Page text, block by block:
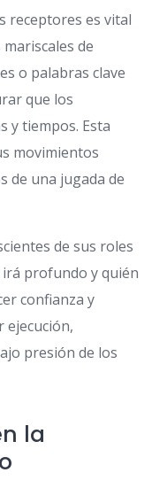
receptores es vital
de
o palabras clave
que los
y tiempos. Esta
movimientos
de una jugada de
de sus roles
profundo y quién
confianza y
ejecución,
presión de los
la